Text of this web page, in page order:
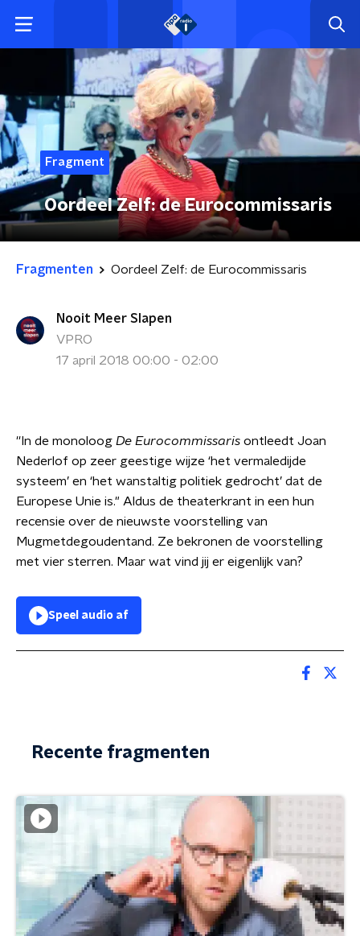
Fragment
Oordeel Zelf: de Eurocommissaris
Fragmenten Oordeel Zelf: de Eurocommissaris
Nooit Meer Slapen
VPRO
17 april 2018 00:00 - 02:00
''In de monoloog De Eurocommissaris ontleedt Joan
Nederlof op zeer geestige wijze ‘het vermaledijde
systeem’ en ‘het wanstaltig politiek gedrocht’ dat de
Europese Unie is." Aldus de theaterkrant in een hun
recensie over de nieuwste voorstelling van
Mugmetdegoudentand. Ze bekronen de voorstelling
met vier sterren. Maar wat vind jij er eigenlijk van?
Speel audio af
Recente fragmenten